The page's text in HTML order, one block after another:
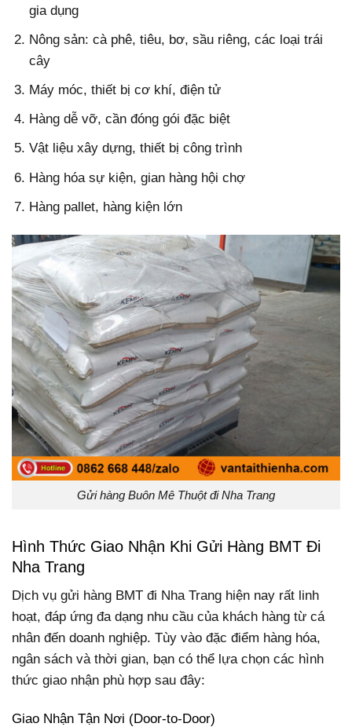
gia dụng
Nông sản: cà phê, tiêu, bơ, sầu riêng, các loại trái
cây
Máy móc, thiết bị cơ khí, điện tử
Hàng dễ vỡ, cần đóng gói đặc biệt
Vật liệu xây dựng, thiết bị công trình
Hàng hóa sự kiện, gian hàng hội chợ
Hàng pallet, hàng kiện lớn
Gửi hàng Buôn Mê Thuột đi Nha Trang
Hình Thức Giao Nhận Khi Gửi Hàng BMT Đi
Nha Trang
Dịch vụ gửi hàng BMT đi Nha Trang hiện nay rất linh
hoạt, đáp ứng đa dạng nhu cầu của khách hàng từ cá
nhân đến doanh nghiệp. Tùy vào đặc điểm hàng hóa,
ngân sách và thời gian, bạn có thể lựa chọn các hình
thức giao nhận phù hợp sau đây:
Giao Nhận Tận Nơi (Door-to-Door)